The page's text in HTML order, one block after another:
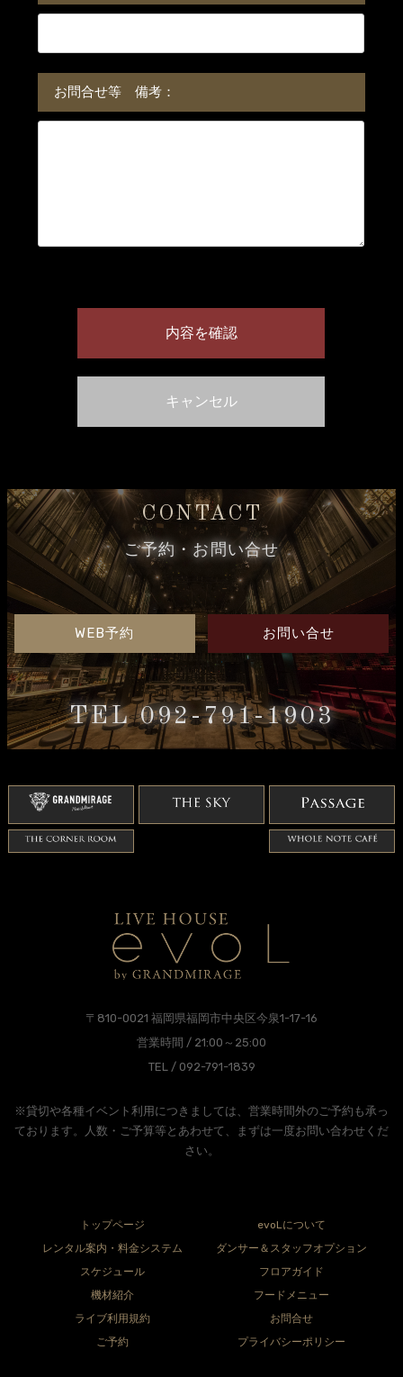
お問合せ等 備考：
CONTACT
ご予約・お問い合せ
WEB予約 お問い合せ
TEL 092-791-1903
〒810-0021 福岡県福岡市中央区今泉1-17-16
営業時間 / 21:00～25:00
TEL / 092-791-1839
※貸切や各種イベント利用につきましては、営業時間外のご予約も承っ
ております。人数・ご予算等とあわせて、まずは一度お問い合わせくだ
さい。
トップページ
evoLについて
レンタル案内・料金システム
ダンサー＆スタッフオプション
スケジュール
フロアガイド
機材紹介
フードメニュー
ライブ利用規約
お問合せ
ご予約
プライバシーポリシー